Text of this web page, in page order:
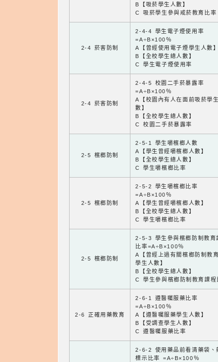
B【吸菸學生人數】
C 吸菸學生參與戒菸教育比率
2-4 菸害防制
2-4-4 學生電子煙使用率
=A÷B×100％
A【曾經使用電子煙學生人數
B【全校學生總人數】
C 學生電子煙使用率
2-4 菸害防制
2-4-5 校園二手菸暴露率
=A÷B×100％
A【校園內有人在面前吸菸學
數】
B【全校學生總人數】
C 校園二手菸暴露率
2-5 檳榔防制
2-5-1 學生嚼檳榔人數
A【學生曾經嚼檳榔人數】
B【全校學生總人數】
C 學生嚼檳榔比率
2-5 檳榔防制
2-5-2 學生嚼檳榔比率
=A÷B×100％
A【學生曾經嚼檳榔人數】
B【全校學生總人數】
C 學生嚼檳榔比率
2-5 檳榔防制
2-5-3 學生參與檳榔防制教育
比率=A÷B×100％
A【曾經上過有關檳榔防制教
學生人數】
B【全校學生總人數】
C 學生參與檳榔防制教育課程
2-6 正確用藥教育
2-6-1 遵醫囑服藥比率
=A÷B×100％
A【遵醫囑服藥學生人數】
B【受調查學生人數】
C 遵醫囑服藥比率
2-6-2 使用藥品前看清藥袋、
標示比率 =A÷B×100％